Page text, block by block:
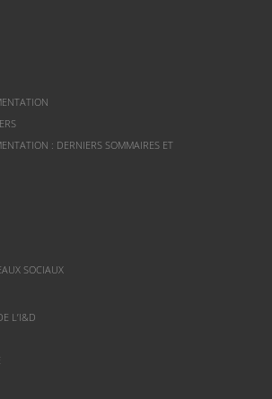
: DERNIERS SOMMAIRES ET
SOCIAUX
L’I&D